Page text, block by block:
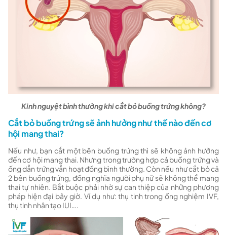
Kinh nguyệt bình thường khi cắt bỏ buồng trứng không?
Cắt bỏ buồng trứng sẽ ảnh hưởng như thế nào đến cơ
hội mang thai?
Nếu như, bạn cắt một bên buồng trứng thì sẽ không ảnh hưởng
đến cơ hội mang thai. Nhưng trong trường hợp cả buồng trứng và
ống dẫn trứng vẫn hoạt đồng bình thường. Còn nếu như cắt bỏ cả
2 bên buồng trứng, đồng nghĩa người phụ nữ sẽ không thể mang
thai tự nhiên. Bắt buộc phải nhờ sự can thiệp của những phương
pháp hiện đại bây giờ. Ví dụ như: thụ tinh trong ống nghiệm IVF,
thụ tinh nhân tạo IUI….